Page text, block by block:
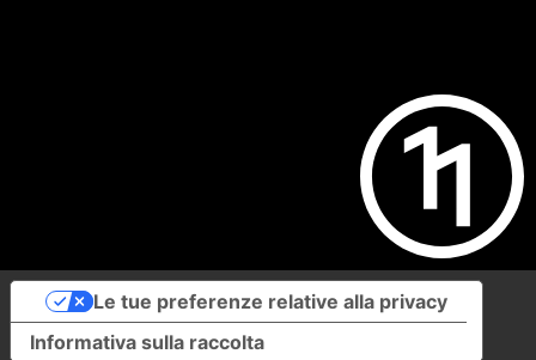
Informativa sulla raccolta
Le tue preferenze relative alla privacy